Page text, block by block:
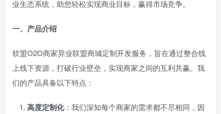
业生态系统，助您轻松实现商业目标，赢得市场竞争。
一、产品介绍
软盟O2O商家异业联盟商城定制开发服务，旨在通过整合线
上线下资源，打破行业壁垒，实现商家之间的互利共赢。我
们的产品具备以下特点：
高度定制化：我们深知每个商家的需求都不尽相同，因